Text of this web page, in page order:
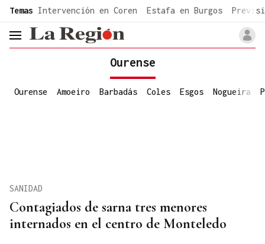
common.go-to-content
Temas Intervención en Coren Estafa en Burgos
header.menu.open
Ourense
Ourense Amoeiro Barbadás Coles Esgos Nogueira
Contagiados de sarna tres menores
internados en el centro de Monteledo
SANIDAD